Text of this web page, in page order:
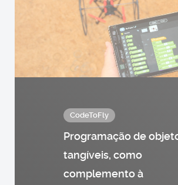
CodeToFly
Programação de
tangíveis, como
complemento à